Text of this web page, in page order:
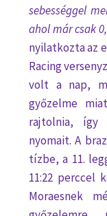
sebességgel
ahol már csak
nyilatkozta az
Racing
volt a nap,
győzelme
rajtolnia,
nyomait. A
tízbe, a 11.
11:22 perccel
Moraesnek